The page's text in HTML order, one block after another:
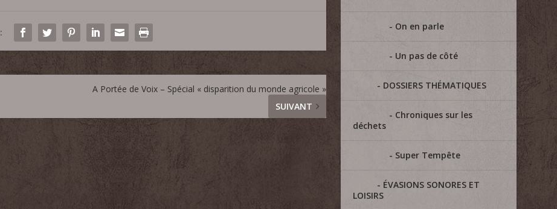
A Portée de Voix – Spécial « disparition du monde agricole »
SUIVANT
On en parle
Un pas de côté
DOSSIERS THÉMATIQUES
Chroniques sur les
déchets
Super Tempête
ÉVASIONS SONORES ET
LOISIRS